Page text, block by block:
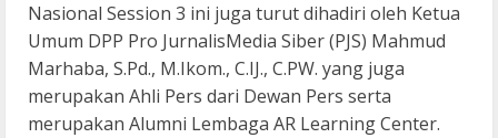
Nasional Session 3 ini juga turut dihadiri oleh Ketua
Umum DPP Pro JurnalisMedia Siber (PJS) Mahmud
Marhaba, S.Pd., M.Ikom., C.IJ., C.PW. yang juga
merupakan Ahli Pers dari Dewan Pers serta
merupakan Alumni Lembaga AR Learning Center.